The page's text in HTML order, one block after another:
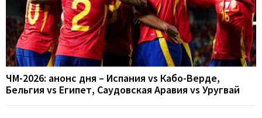
ЧМ-2026: анонс дня – Испания vs Кабо-Верде,
Бельгия vs Египет, Саудовская Аравия vs Уругвай